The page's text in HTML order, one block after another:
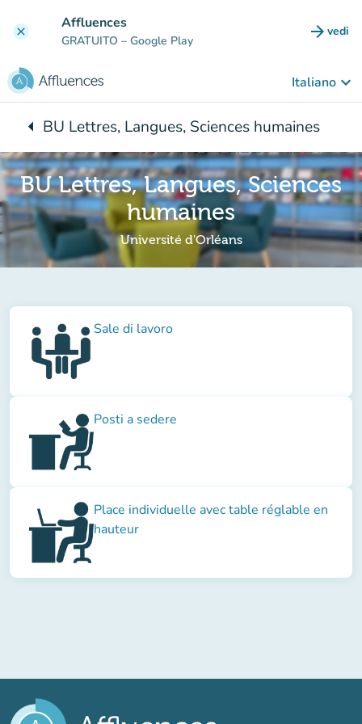
clear Affluences
GRATUITO – Google Play arrow_forward vedi
Italiano keyboard_arrow_down
arrow_leftTorna a:
BU Lettres, Langues, Sciences humaines
BU Lettres, Langues, Sciences
humaines
Université d'Orléans
Sale di lavoro
Posti a sedere
Place individuelle avec table réglable en
hauteur